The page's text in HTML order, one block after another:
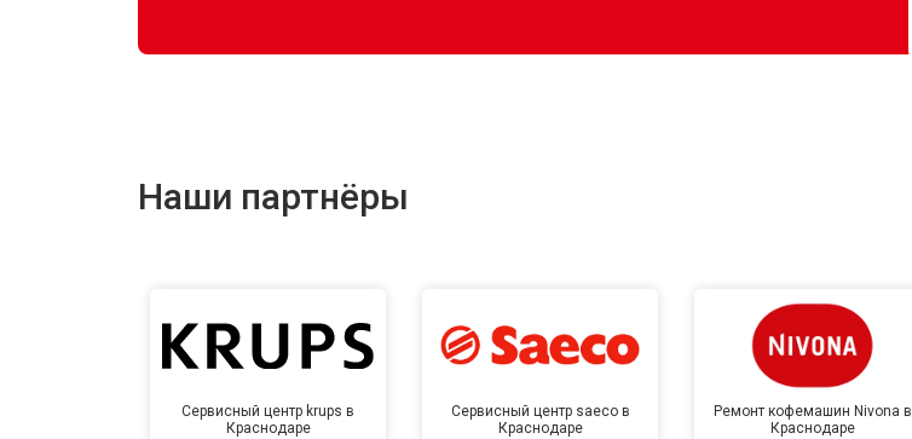
Наши партнёры
Сервисный центр krups в
Краснодаре
Сервисный центр saeco в
Краснодаре
Ремонт кофемашин Nivona в
Краснодаре